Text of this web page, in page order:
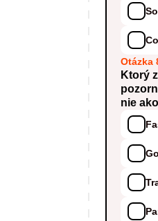
Otázka
Ktorý
nie